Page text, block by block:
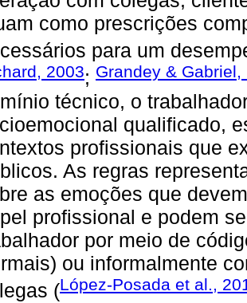
como prescrições
para um
2003; Grandey & Gabriel,
técnico, o
qualificado,
profissionais que
As regras
as emoções que
profissional e podem
por meio de
ou informalmente
(López-Posada et al.,